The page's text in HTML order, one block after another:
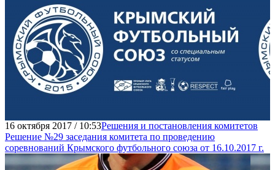
16 октября 2017 / 10:53Решения и постановления комитетов
Решение №29 заседания комитета по проведению
соревнований Крымского футбольного союза от 16.10.2017 г.